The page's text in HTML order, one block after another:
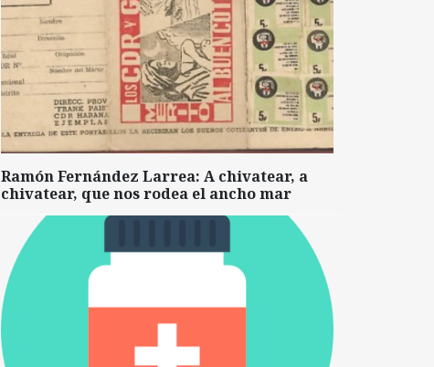
Ramón Fernández Larrea: A chivatear, a
chivatear, que nos rodea el ancho mar